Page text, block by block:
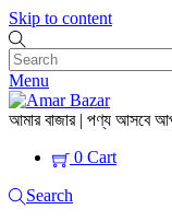
Skip to content
Menu
আমার বাজার | পণ্য আসবে
0 Cart
Search